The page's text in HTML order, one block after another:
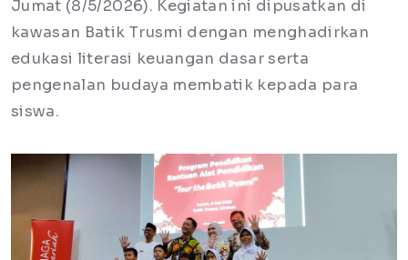
Jumat (8/5/2026). Kegiatan ini dipusatkan di
kawasan Batik Trusmi dengan menghadirkan
edukasi literasi keuangan dasar serta
pengenalan budaya membatik kepada para
siswa.